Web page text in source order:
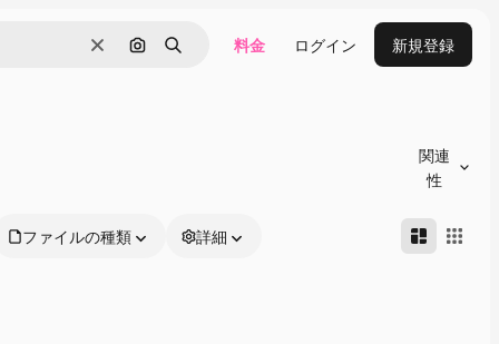
消去 画像で検索
検索 料金 ログイン 新規登録
関連
性
ファイルの種類 詳細